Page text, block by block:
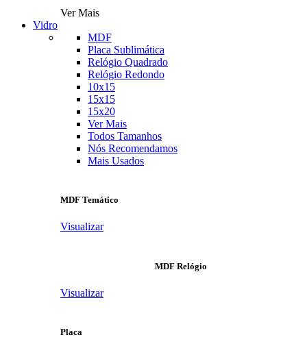
Ver Mais
Vidro
MDF
Placa Sublimática
Relógio Quadrado
Relógio Redondo
10x15
15x15
15x20
Ver Mais
Todos Tamanhos
Nós Recomendamos
Mais Usados
MDF Temático
Visualizar
MDF Relógio
Visualizar
Placa